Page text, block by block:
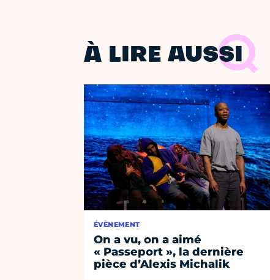
À LIRE AUSSI
ÉVÈNEMENT
On a vu, on a aimé
« Passeport », la dernière
pièce d’Alexis Michalik